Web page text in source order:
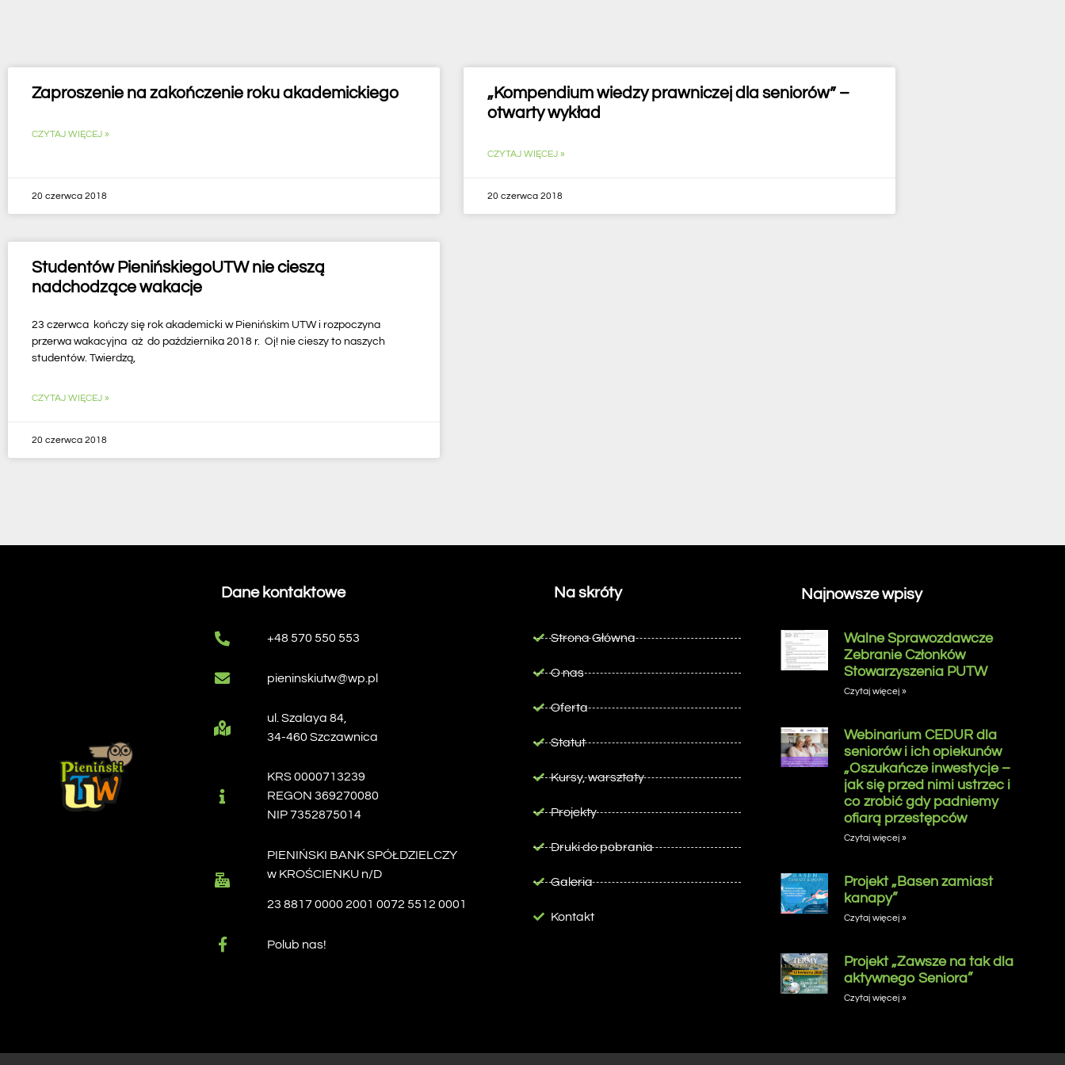
Zaproszenie na zakończenie roku akademickiego
CZYTAJ WIĘCEJ »
20 czerwca 2018
„Kompendium wiedzy prawniczej dla seniorów” –
otwarty wykład
CZYTAJ WIĘCEJ »
20 czerwca 2018
Studentów PienińskiegoUTW nie cieszą
nadchodzące wakacje
23 czerwca kończy się rok akademicki w Pienińskim UTW i rozpoczyna
przerwa wakacyjna aż do października 2018 r. Oj! nie cieszy to naszych
studentów. Twierdzą,
CZYTAJ WIĘCEJ »
20 czerwca 2018
Dane kontaktowe
+48 570 550 553
pieninskiutw@wp.pl
ul. Szalaya 84,
34-460 Szczawnica
KRS 0000713239
REGON 369270080
NIP 7352875014
PIENIŃSKI BANK SPÓŁDZIELCZY
w KROŚCIENKU n/D
23 8817 0000 2001 0072 5512 0001
Polub nas!
Na skróty
Strona Główna
O nas
Oferta
Statut
Kursy, warsztaty
Projekty
Druki do pobrania
Galeria
Kontakt
Najnowsze wpisy
Walne Sprawozdawcze
Zebranie Członków
Stowarzyszenia PUTW
Czytaj więcej »
Webinarium CEDUR dla
seniorów i ich opiekunów
„Oszukańcze inwestycje –
jak się przed nimi ustrzec i
co zrobić gdy padniemy
ofiarą przestępców
Czytaj więcej »
Projekt „Basen zamiast
kanapy”
Czytaj więcej »
Projekt „Zawsze na tak dla
aktywnego Seniora”
Czytaj więcej »